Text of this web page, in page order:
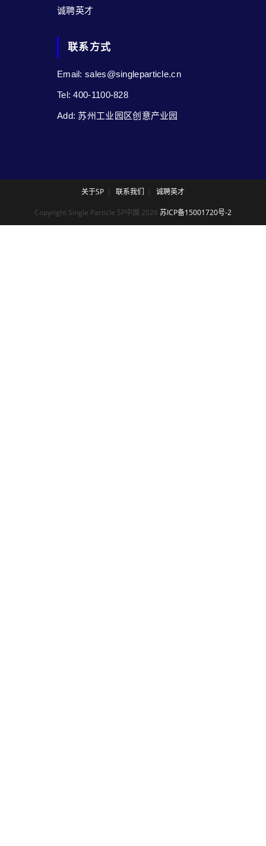
诚聘英才
联系方式
Email: sales@singleparticle.cn
Tel: 400-1100-828
Add: 苏州工业园区创意产业园
关于SP 联系我们 诚聘英才
Copyright Single Particle SP中国 2026 苏ICP备15001720号-2